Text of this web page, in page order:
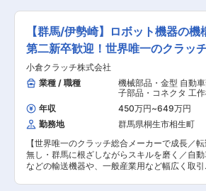
は、クラッチ・ブレーキ分野で世界的に評価
る、群馬発のグローバルメーカーです。特に
エアコン用クラッチでは、世界トップシェア
っています。製品ラインナップは5,000種以上と
非常に幅広く、自動車・工作機械・農業・医療
ど多様な分野で活躍しており、世界6か国に生
拠点を持っています。今後は、世界の業界の
以上に認知してもらえる会社（世界の全ての工
でOGURA製品を使っていただける）を目指して
います。年間休日126日や充実した福利厚生があ
り、研修体制も重視実していて、中途入社の
長く活躍いただける体制が整っています。 変更の
範囲：会社の定める業務
の設計開発業務をお任せします。 メインは設
開発業務となり、開発製品の試験・評価まで
します。稀に、当社が参加している自動車レ
活動への参加の為の出張業務をしていただく
もございます。 ■教育体制 入社時は経験値に合
わせて業務をスタートします。 大学時に専攻し
いた内容、前職でのご経験から近しい業務を
せする予定です。 ■製品の魅力 クラッチ・ブレ
ーキの製造販売を主とするライバル企業が少な
ため今後も多くの需要を見込める予定です。そ
ため、業界を牽引できるような設計開発に携わ
チャンスもあり、自身のスキルを磨ける環境が
っております。 また同社は海外拠点があるた
海外出向といった技術面以外にも英語スキル
ネジメントスキルを磨くことができる環境です
■当社について 当社は、クラッチ・ブレーキ
【群馬/伊勢崎】ロボット機器の
第二新卒歓迎！世界唯一のクラッ
ーカー
小倉クラッチ株式会社
業種 / 職種
機械部品・金型 自動
子部品・コネクタ 工
械・ロボット
年収 450万円~649万円
勤務地
群馬県桐生市相生町
【世界唯一のクラッチ総合メーカーで成長／
無し・群馬に根ざしながらスキルを磨く／自
などの輸送機器や、一般産業用など幅広く取引